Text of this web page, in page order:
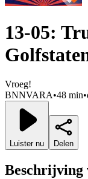
13-05:
Vroeg!
BNNVARA•48 min•
Luister nu Delen
Beschrijving